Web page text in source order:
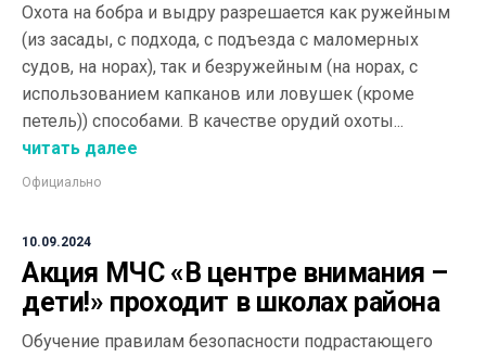
Охота на бобра и выдру разрешается как ружейным
(из засады, с подхода, с подъезда с маломерных
судов, на норах), так и безружейным (на норах, с
использованием капканов или ловушек (кроме
петель)) способами. В качестве орудий охоты...
читать далее
Официально
10.09.2024
Акция МЧС «В центре внимания –
дети!» проходит в школах района
Обучение правилам безопасности подрастающего